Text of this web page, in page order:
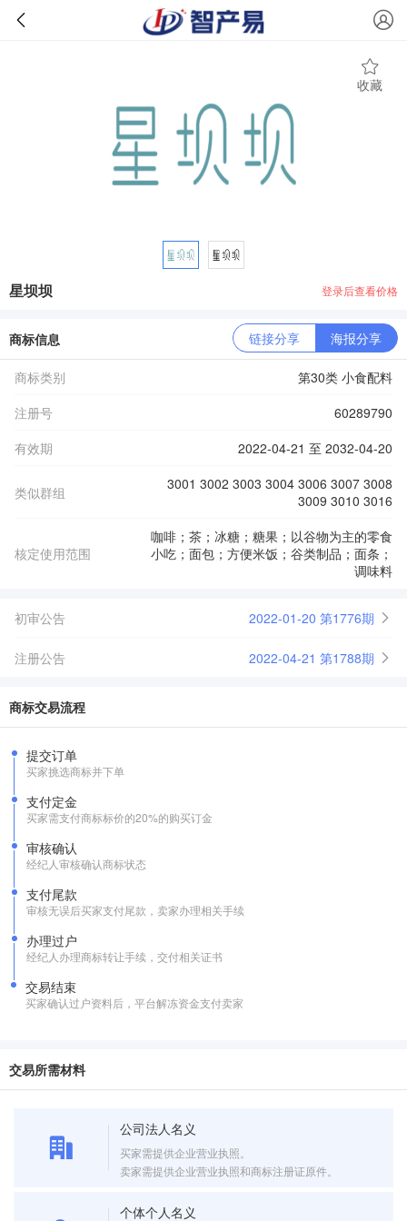
收藏
星坝坝 登录后查看价格
商标信息 链接分享 海报分享
商标类别
第30类 小食配料
注册号
60289790
有效期
2022-04-21 至 2032-04-20
类似群组
3001 3002 3003 3004 3006 3007 3008
3009 3010 3016
核定使用范围
咖啡；茶；冰糖；糖果；以谷物为主的零食
小吃；面包；方便米饭；谷类制品；面条；
调味料
初审公告 2022-01-20 第1776期
注册公告 2022-04-21 第1788期
商标交易流程
提交订单
买家挑选商标并下单
支付定金
买家需支付商标标价的20%的购买订金
审核确认
经纪人审核确认商标状态
支付尾款
审核无误后买家支付尾款，卖家办理相关手续
办理过户
经纪人办理商标转让手续，交付相关证书
交易结束
买家确认过户资料后，平台解冻资金支付卖家
交易所需材料
公司法人名义
买家需提供企业营业执照。
卖家需提供企业营业执照和商标注册证原件。
个体个人名义